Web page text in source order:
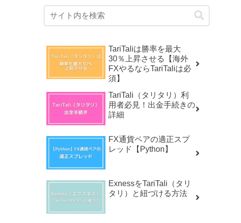
TariTaliは勝率を最大
30％上昇させる【海外
FXやるならTariTaliは必
須】
TariTali（タリタリ）利
用者必見！出金手続きの
詳細
FX通貨ペアの適正スプ
レッド【Python】
ExnessをTariTali（タリ
タリ）と紐づける方法